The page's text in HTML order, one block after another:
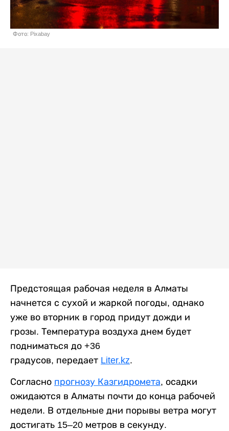
Фото: Pixabay
Предстоящая рабочая неделя в Алматы
начнется с сухой и жаркой погоды, однако
уже во вторник в город придут дожди и
грозы. Температура воздуха днем будет
подниматься до +36
градусов, передает Liter.kz.
Согласно прогнозу Казгидромета, осадки
ожидаются в Алматы почти до конца рабочей
недели. В отдельные дни порывы ветра могут
достигать 15–20 метров в секунду.